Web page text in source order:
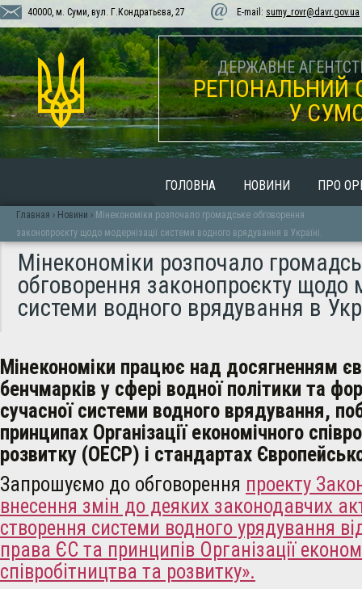
40000, м. Суми, вул. Г.Кондратьєва, 27 E-mail: sumy_rovr@davr.gov.ua
ДЕРЖАВНЕ
РЕГІОНАЛЬНИЙ
У
ГОЛОВНА НОВИНИ ПРО
Главная › Новини › Мінекономіки розпочало громадське обговорення
законопроєкту щодо модернізації системи водного врядування в Україні.
Мінекономіки розпочало
обговорення законопроєкту щодо
системи водного врядування в
Мінекономіки працює над досягненням
бенчмарків у сфері водної політики та
сучасної системи водного врядування,
принципах Організації економічного
розвитку (ОЕСР) і стандартах
Запрошуємо до обговорення проекту
внесення змін до деяких законодавчих
створення системи водного урядування
права ЄС та принципів Організації
співробітництва та розвитку».